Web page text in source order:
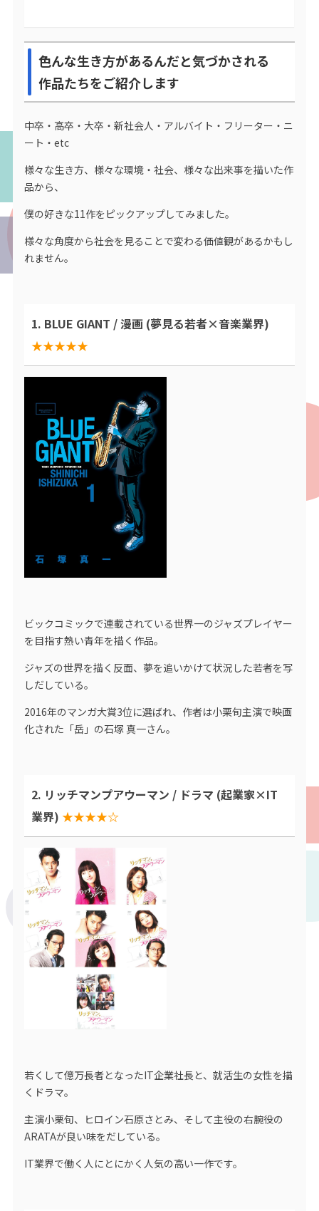
色んな生き方があるんだと気づかされる
作品たちをご紹介します
中卒・高卒・大卒・新社会人・アルバイト・フリーター・ニ
ート・etc
様々な生き方、様々な環境・社会、様々な出来事を描いた作
品から、
僕の好きな11作をピックアップしてみました。
様々な角度から社会を見ることで変わる価値観があるかもし
れません。
1. BLUE GIANT / 漫画 (夢見る若者×音楽業界)
★★★★★
ビックコミックで連載されている世界一のジャズプレイヤー
を目指す熱い青年を描く作品。
ジャズの世界を描く反面、夢を追いかけて状況した若者を写
しだしている。
2016年のマンガ大賞3位に選ばれ、作者は小栗旬主演で映画
化された「岳」の石塚 真一さん。
2. リッチマンプアウーマン / ドラマ (起業家×IT
業界) ★★★★☆
若くして億万長者となったIT企業社長と、就活生の女性を描
くドラマ。
主演小栗旬、ヒロイン石原さとみ、そして主役の右腕役の
ARATAが良い味をだしている。
IT業界で働く人にとにかく人気の高い一作です。